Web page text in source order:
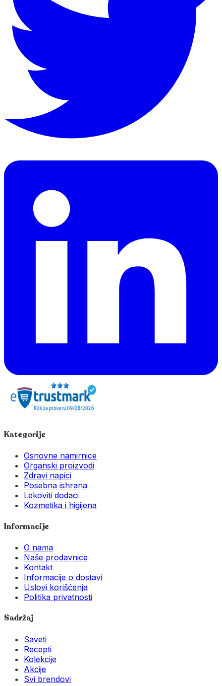
Kategorije
Osnovne namirnice
Organski proizvodi
Zdravi napici
Posebna ishrana
Lekoviti dodaci
Kozmetika i higijena
Informacije
O nama
Naše prodavnice
Kontakt
Informacije o dostavi
Uslovi korišćenja
Politika privatnosti
Sadržaj
Saveti
Recepti
Kolekcije
Akcije
Svi brendovi